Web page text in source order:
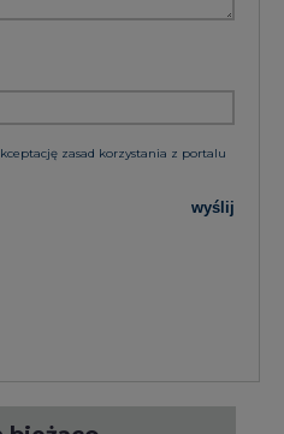
zasad korzystania z portalu
wyślij